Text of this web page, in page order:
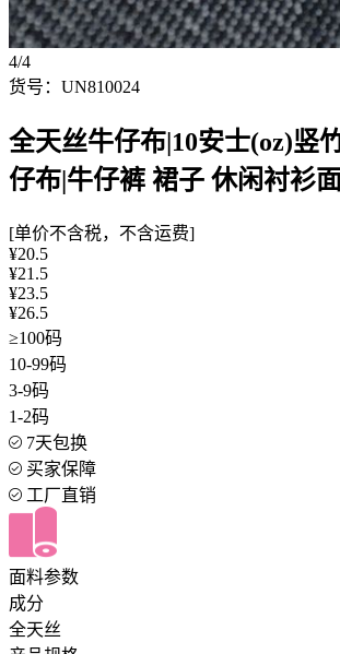
4/4
货号：UN810024
全天丝牛仔布|10安士(oz)竖
仔布|牛仔裤 裙子 休闲衬衫
[单价不含税，不含运费]
¥20.5
¥21.5
¥23.5
¥26.5
≥100码
10-99码
3-9码
1-2码
7天包换
买家保障
工厂直销
面料参数
成分
全天丝